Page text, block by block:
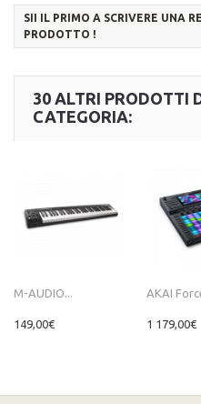
SII IL PRIMO A SCRIVERE UNA
PRODOTTO !
30 ALTRI PRODOTTI
CATEGORIA:
M-AUDIO...
149,00€
AKAI
1 179,00€